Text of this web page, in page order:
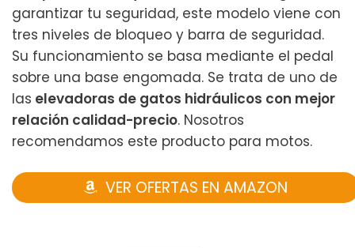
garantizar tu seguridad, este modelo viene con
tres niveles de bloqueo y barra de seguridad.
Su funcionamiento se basa mediante el pedal
sobre una base engomada. Se trata de uno de
las elevadoras de gatos hidráulicos con mejor
relación calidad-precio. Nosotros
recomendamos este producto para motos.
VER OFERTAS EN AMAZON